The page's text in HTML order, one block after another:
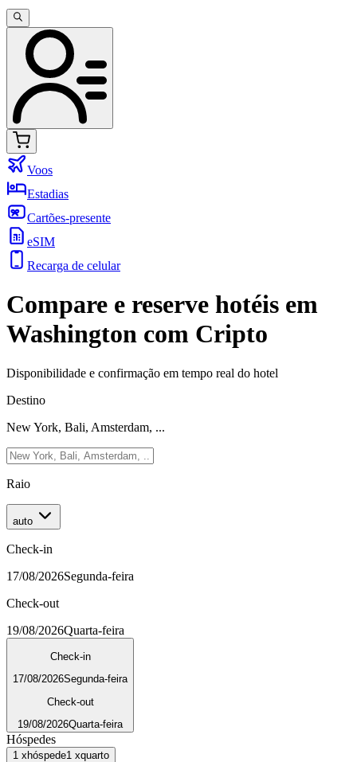
Voos
Estadias
Cartões-presente
eSIM
Recarga de celular
Compare e reserve hotéis em
Washington com Cripto
Disponibilidade e confirmação em tempo real do hotel
Destino
New York, Bali, Amsterdam, ...
Raio
auto
Check-in
17/08/2026Segunda-feira
Check-out
19/08/2026Quarta-feira
Check-in
17/08/2026Segunda-feira
Check-out
19/08/2026Quarta-feira
Hóspedes
1 x hóspede1 xquarto